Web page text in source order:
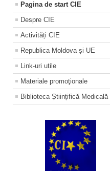
Pagina de start CIE
Despre CIE
Activități CIE
Republica Moldova și UE
Link-uri utile
Materiale promoţionale
Biblioteca Științifică Medicală